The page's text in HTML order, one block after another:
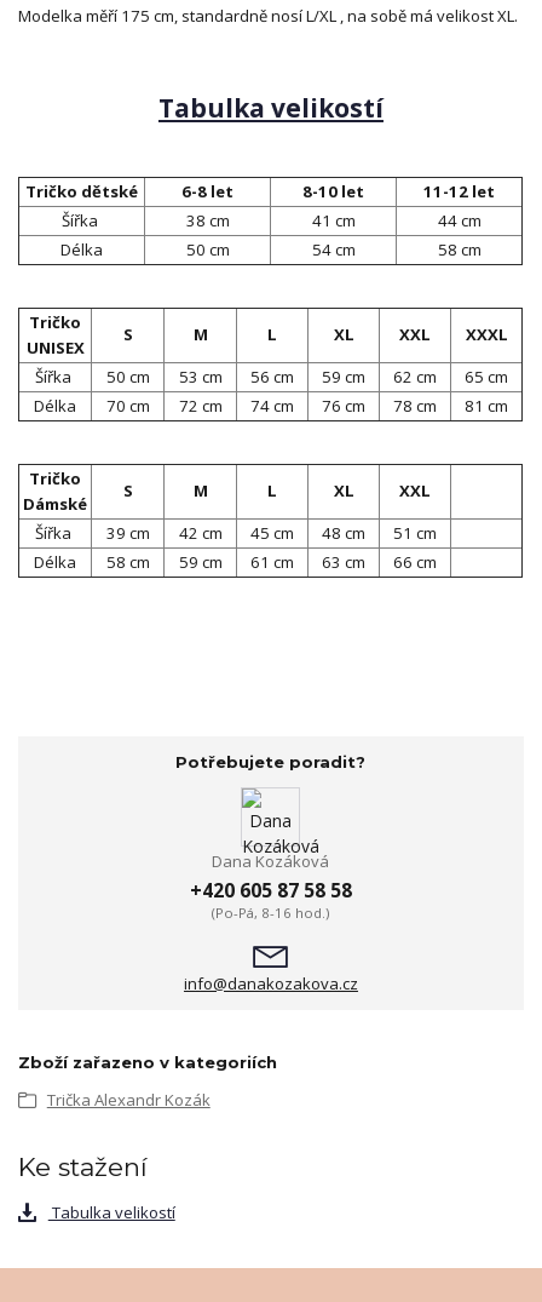
Modelka měří 175 cm, standardně nosí L/XL , na sobě má velikost XL.
Tabulka velikostí
Tričko dětské 6-8 let 8-10 let
11-12 let
Šířka
38 cm 41 cm
44 cm
Délka
50 cm 54 cm 58 cm
Tričko
UNISEX
S M L XL XXL
XXXL
Šířka
50 cm 53 cm 56 cm 59 cm 62 cm
65 cm
Délka
70 cm 72 cm 74 cm 76 cm 78 cm 81 cm
Tričko
Dámské
S M L XL
XXL
Šířka
39 cm 42 cm 45 cm 48 cm
51 cm
Délka
58 cm 59 cm 61 cm 63 cm 66 cm
Potřebujete poradit?
Dana Kozáková
+420 605 87 58 58
(Po-Pá, 8-16 hod.)
info@danakozakova.cz
Zboží zařazeno v kategoriích
Trička Alexandr Kozák
Ke stažení
Tabulka velikostí